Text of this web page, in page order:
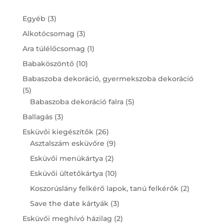
Egyéb 33
products
Alkotócsomag 33
products
Ara túlélőcsomag 11
Babaköszöntő 1010
products
Babaszoba dekoráció, gyermekszoba dekoráció
55
products
Babaszoba dekoráció falra 55
Ballagás 33
products
Esküvői kiegészítők 2626
products
Asztalszám esküvőre 99
products
Esküvői menükártya 22
products
Esküvői ültetőkártya 1010
products
Koszorúslány felkérő lapok, tanú felkérők 22
Save the date kártyák 33
products
Esküvői meghívó házilag 22